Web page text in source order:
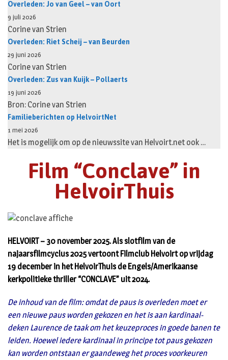
Overleden: Jo van Geel – van Oort
9 juli 2026
Corine van Strien
Overleden: Riet Scheij – van Beurden
29 juni 2026
Corine van Strien
Overleden: Zus van Kuijk – Pollaerts
19 juni 2026
Bron: Corine van Strien
Familieberichten op HelvoirtNet
1 mei 2026
Het is mogelijk om op de nieuwssite van Helvoirt.net ook …
Film “Conclave” in
HelvoirThuis
HELVOIRT – 30 november 2025. Als slotfilm van de
najaarsfilmcyclus 2025 vertoont Filmclub Helvoirt op vrijdag
19 december in het HelvoirThuis de Engels/Amerikaanse
kerkpolitieke thriller “CONCLAVE” uit 2024.
De inhoud van de film: omdat de paus is overleden moet er
een nieuwe paus worden gekozen en het is aan kardinaal-
deken Laurence de taak om het keuzeproces in goede banen te
leiden. Hoewel iedere kardinaal in principe tot paus gekozen
kan worden ontstaan er gaandeweg het proces voorkeuren